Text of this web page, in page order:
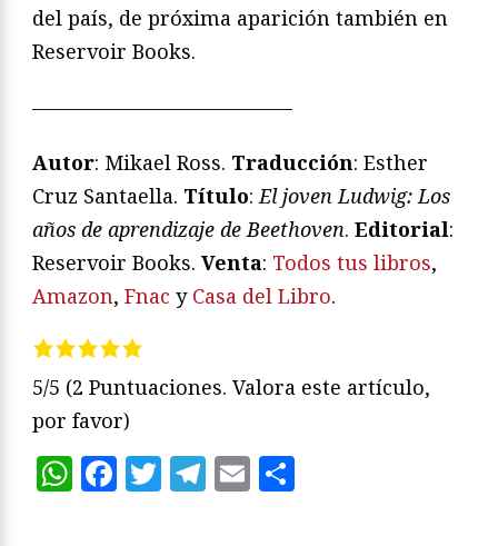
del país, de próxima aparición también en
Reservoir Books.
—————————————
Autor: Mikael Ross. Traducción: Esther
Cruz Santaella. Título:El joven Ludwig: Los
años de aprendizaje de Beethoven. Editorial:
Reservoir Books. Venta: Todos tus libros,
Amazon, Fnac y Casa del Libro.
5/5 (2 Puntuaciones. Valora este artículo,
por favor)
WhatsApp
Facebook
Twitter
Telegram
Email